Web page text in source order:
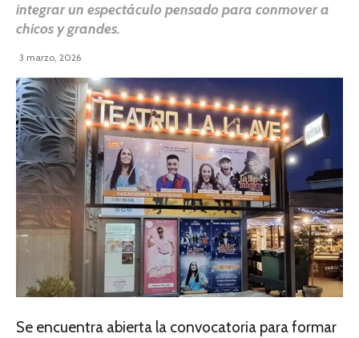
integrar un espectáculo pensado para conmover a
chicos y grandes.
3 marzo, 2026
Se encuentra abierta la convocatoria para formar